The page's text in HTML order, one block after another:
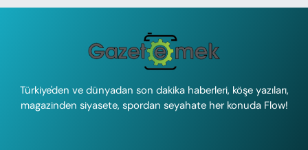
Türkiye'den ve dünyadan son dakika haberleri, köşe yazıları,
magazinden siyasete, spordan seyahate her konuda Flow!